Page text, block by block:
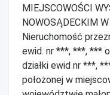
MIEJSCOWOŚCI
NOWOSĄDECKIM
Nieruchomość
ewid. nr ***, ***, ***
działki ewid nr ***,
położonej w